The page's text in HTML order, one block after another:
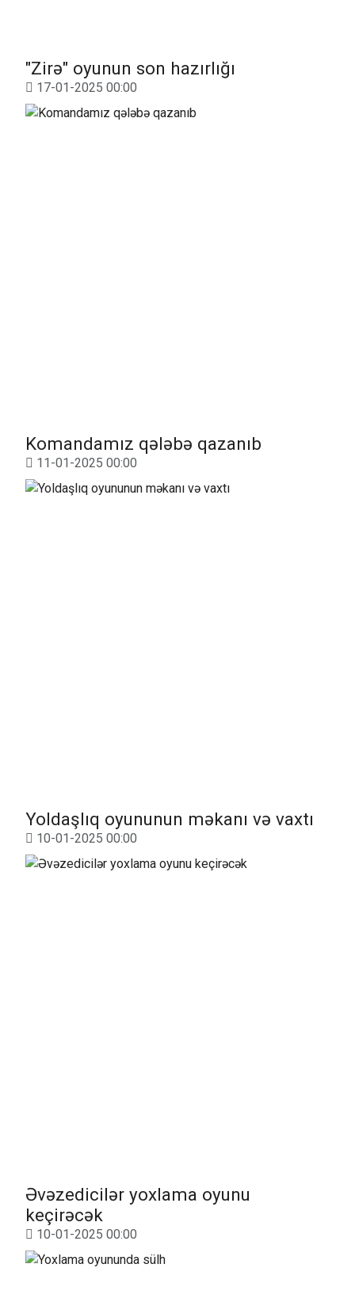
"Zirə" oyunun son hazırlığı
17-01-2025 00:00
Komandamız qələbə qazanıb
11-01-2025 00:00
Yoldaşlıq oyununun məkanı və vaxtı
10-01-2025 00:00
Əvəzedicilər yoxlama oyunu
keçirəcək
10-01-2025 00:00